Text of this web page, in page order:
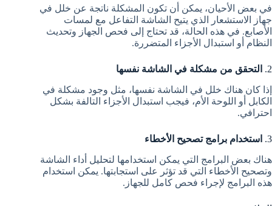
في بعض الأحيان، يمكن أن تكون المشكلة ناتجة عن خلل في
جهاز الاستشعار الذي يتيح الشاشة التفاعل مع لمسات
الأصابع. في هذه الحالة، قد تحتاج إلى فحص الجهاز وتحديث
النظام أو استبدال الأجزاء المتضررة.
2.
التحقق من مشكلة في الشاشة نفسها
إذا كان هناك خلل في الشاشة نفسها، مثل وجود مشكلة في
الكابل أو اللوحة الأم، فيجب استبدال الأجزاء التالفة بشكل
احترافي.
3.
استخدام برامج تصحيح الأخطاء
هناك بعض البرامج التي يمكن استخدامها لتحليل أداء الشاشة
وتصحيح الأخطاء التي قد تؤثر على استجابتها. يمكن استخدام
هذه البرامج لإجراء فحص كامل للجهاز.